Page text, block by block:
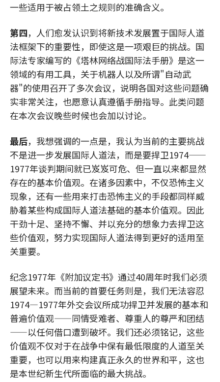
一些适用于被占领土之规则的准确含义。
第四，人们愈发认识到将新技术发展置于国际人道
法框架下的重要性，即使这是一项艰巨的挑战。国
际法专家编写的《塔林网络战国际法手册》是这一
领域的有用工具，关于机器人以及所谓"自动武
器"的使用召开了多次会议，说明各国对这些问题确
实非常关注，也愿意认真遵循手册指导。此类问题
在本次会议晚些时候也会加以讨论。
最后，我想强调的一点是，我认为当前的主要挑战
不是进一步发展国际人道法，而是要捍卫1974——
1977年谈判期间就已岌岌可危、但一直以来都显然
存在的基本价值观。在诸多因素中，不仅恐怖主义
现象，还有一些用来打击恐怖主义的手段都同样威
胁着某些构成国际人道法基础的基本价值观。因此
干劲十足、坚持不懈、并以充分的想象力去捍卫这
些价值观，努力实现国际人道法得到更好的适用至
关重要。
纪念1977年《附加议定书》通过40周年时我们必须
展望未来。而当前的首要任务则是，我们无法容忍
1974—1977年外交会议所成功捍卫并发展的基本和
普遍价值观——同情受难者、尊重人的尊严和团结
——以任何借口遭到破坏。我们还必须铭记，这些
价值观不仅对于在战争中保有最低限度的人道至关
重要，也可以用来构建真正永久的世界和平，这也
是本世纪新生代所面临的最大挑战。